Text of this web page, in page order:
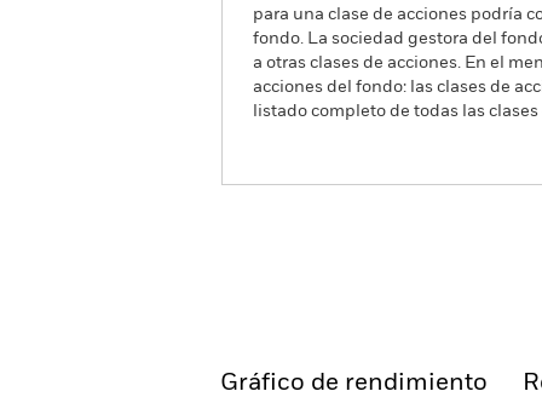
para una clase de acciones podría
fondo. La sociedad gestora del
a otras clases de acciones. En el
acciones del fondo: las clases de
listado completo de todas las
Gráfico de rendimiento